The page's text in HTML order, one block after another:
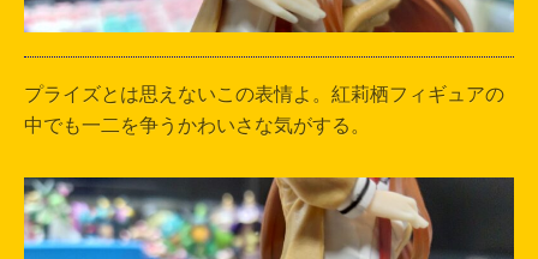
プライズとは思えないこの表情よ。紅莉栖フィギュアの
中でも一二を争うかわいさな気がする。